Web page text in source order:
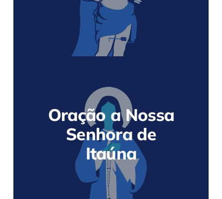
Oração a Nossa
Senhora de
Itaúna